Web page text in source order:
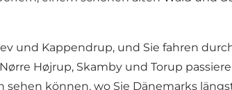
und Kappendrup, und Sie fahren
Højrup, Skamby und Torup
können, wo Sie Dänemarks